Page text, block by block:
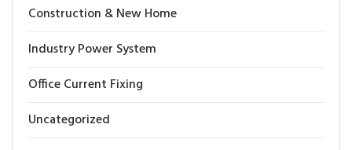
Construction & New Home
Industry Power System
Office Current Fixing
Uncategorized